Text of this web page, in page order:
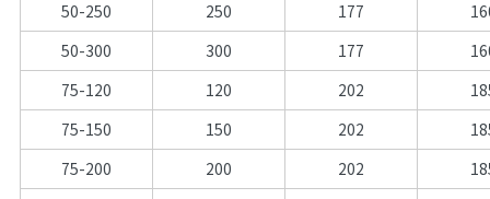
50-250
250 177
50-300
300 177
75-120
120 202
75-150
150 202
75-200
200 202